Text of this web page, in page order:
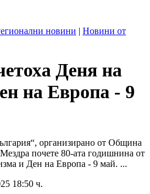
новини | Новини от
Деня на
на Европа - 9
организирано от Община
почете 80-ата годишнина от
и Ден на Европа - 9 май. ...
18:50 ч.